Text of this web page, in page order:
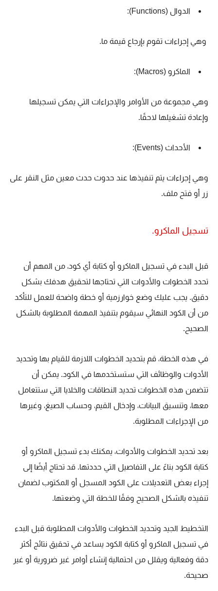
الدوال (Functions):
وهي إجراءات تقوم بإرجاع قيمة ما.
الماكرو (Macros):
وهي مجموعة من الأوامر والإجراءات التي يمكن تسجيلها
وإعادة تشغيلها لاحقًا.
الأحداث (Events):
وهي إجراءات يتم تنفيذها عند حدوث حدث معين مثل النقر على
زر أو فتح ملف.
تسجيل الماكرو.
قبل البدء في تسجيل الماكرو أو كتابة أي كود، من المهم أن
تحدد الخطوات والأدوات التي تحتاجها لتحقيق هدفك بشكل
دقيق. يجب عليك وضع خوارزمية أو خطة واضحة للعمل للتأكد
من أن الكود النهائي سيقوم بتنفيذ المهمة المطلوبة بالشكل
الصحيح.
في هذه الخطة، قم بتحديد الخطوات اللازمة للقيام بها وتحديد
الأدوات والوظائف التي ستستخدمها في الكود. يمكن أن
تتضمن هذه الخطوات تحديد النطاقات والخلايا التي ستتعامل
معها، وتنسيق البيانات، وإدخال القيم، وحساب الصيغ، وغيرها
من الإجراءات المطلوبة.
بعد تحديد الخطوات والأدوات، يمكنك بدء تسجيل الماكرو أو
كتابة الكود بناءً على التفاصيل التي حددتها. قد تحتاج أيضًا إلى
إجراء بعض التعديلات على الكود المسجل أو المكتوب لضمان
تنفيذه بالشكل الصحيح وفقًا للخطة التي وضعتها.
التخطيط الجيد وتحديد الخطوات والأدوات المطلوبة قبل البدء
في تسجيل الماكرو أو كتابة الكود يساعد في تحقيق نتائج أكثر
دقة وفعالية ويقلل من احتمالية إنشاء أوامر غير ضرورية أو غير
صحيحة.